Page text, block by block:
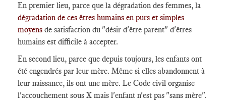
En premier lieu, parce que la dégradation des femmes, la
dégradation de ces êtres humains en purs et simples
moyens de satisfaction du "désir d'être parent" d'êtres
humains est difficile à accepter.
En second lieu, parce que depuis toujours, les enfants ont
été engendrés par leur mère. Même si elles abandonnent à
leur naissance, ils ont une mère. Le Code civil organise
l'accouchement sous X mais l'enfant n'est pas "sans mère".